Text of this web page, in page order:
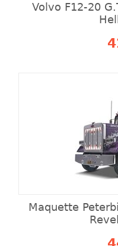
Volvo F12-20
Maquette